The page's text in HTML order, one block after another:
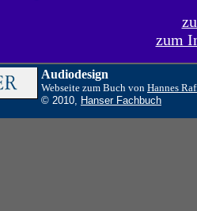
zum
Audiodesign
Webseite zum Buch von Hannes
© 2010, Hanser Fachbuch